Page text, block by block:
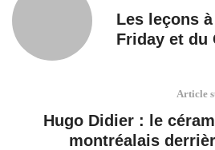
Les leçons
Friday et du
Article
Hugo Didier : le
montréalais